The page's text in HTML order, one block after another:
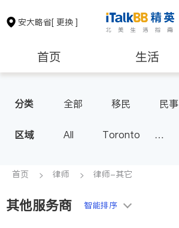
安大略省[ 更换 ]
首页 生活
保险理财 房地产租售
银行贷款 会计师
建筑装修
分类 全部 移民
民事
区域 All
Toronto
Scarborough
North York
首页 律师 律师-其它
其他服务商 智能排序